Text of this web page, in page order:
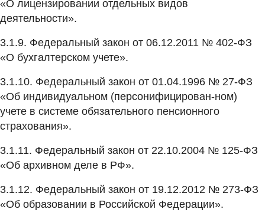
«О лицензировании отдельных видов
деятельности».
3.1.9. Федеральный закон от 06.12.2011 № 402-ФЗ
«О бухгалтерском учете».
3.1.10. Федеральный закон от 01.04.1996 № 27‑ФЗ
«Об индивидуальном (персонифицирован-ном)
учете в системе обязательного пенсионного
страхования».
3.1.11. Федеральный закон от 22.10.2004 № 125-ФЗ
«Об архивном деле в РФ».
3.1.12. Федеральный закон от 19.12.2012 № 273-ФЗ
«Об образовании в Российской Федерации».